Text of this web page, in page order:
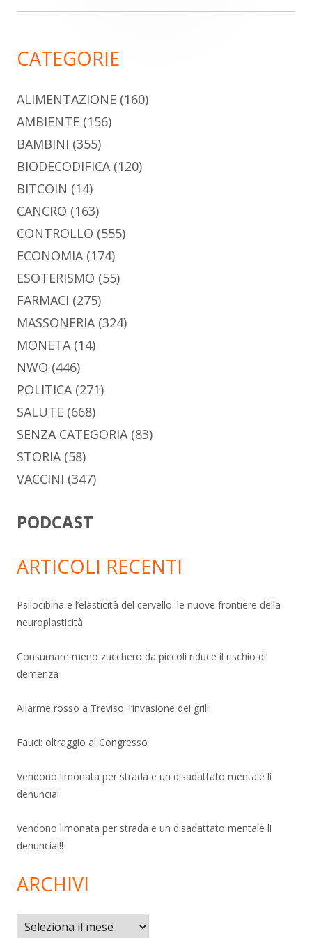
laterale
CATEGORIE
ALIMENTAZIONE (160)
AMBIENTE (156)
BAMBINI (355)
BIODECODIFICA(120)
BITCOIN (14)
CANCRO (163)
CONTROLLO (555)
ECONOMIA(174)
ESOTERISMO (55)
FARMACI (275)
MASSONERIA(324)
MONETA(14)
NWO (446)
POLITICA(271)
SALUTE (668)
SENZA CATEGORIA(83)
STORIA(58)
VACCINI (347)
PODCAST
ARTICOLI RECENTI
Psilocibina e l’elasticità del cervello: le nuove frontiere della
neuroplasticità
Consumare meno zucchero da piccoli riduce il rischio di
demenza
Allarme rosso a Treviso: l’invasione dei grilli
Fauci: oltraggio al Congresso
Vendono limonata per strada e un disadattato mentale li
denuncia!
Vendono limonata per strada e un disadattato mentale li
denuncia!!!
ARCHIVI
Archivi